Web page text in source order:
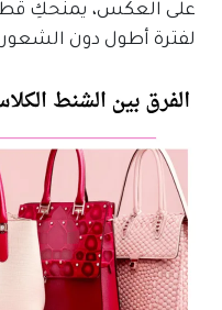
على العكس، يمنحكِ
لفترة أطول دون الشعور